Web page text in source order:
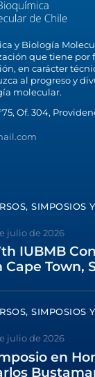
y Biología
que tiene por
en carácter
al progreso y
molecular.
Of. 304,
SIMPOSIOS
julio de 2026
IUBMB
Cape Town,
SIMPOSIOS
julio de 2026
en